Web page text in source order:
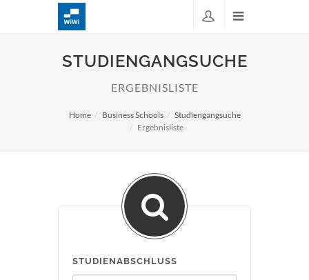
STUDIENGANGSUCHE
ERGEBNISLISTE
Home Business Schools
Studiengangsuche
Ergebnisliste
STUDIENABSCHLUSS